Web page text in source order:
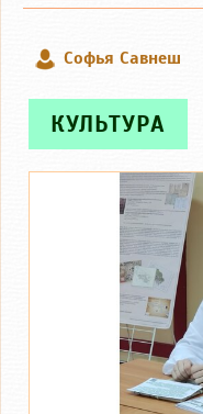
Софья Савнеш
КУЛЬТУРА